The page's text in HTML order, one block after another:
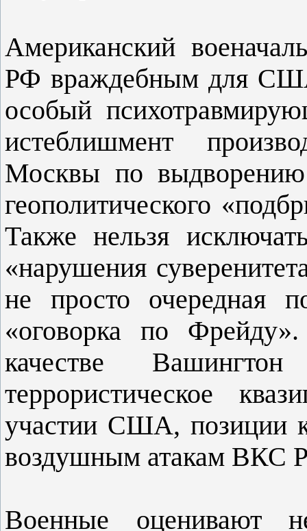
Американский
РФ враждебным для
особый
истеблишмент
Москвы по выдворению
геополитического
Также нельзя
«нарушения
не просто очередная
«оговорка по
качестве
террористическое
участии США, позиции
воздушным атакам ВКС
Военные оценивают